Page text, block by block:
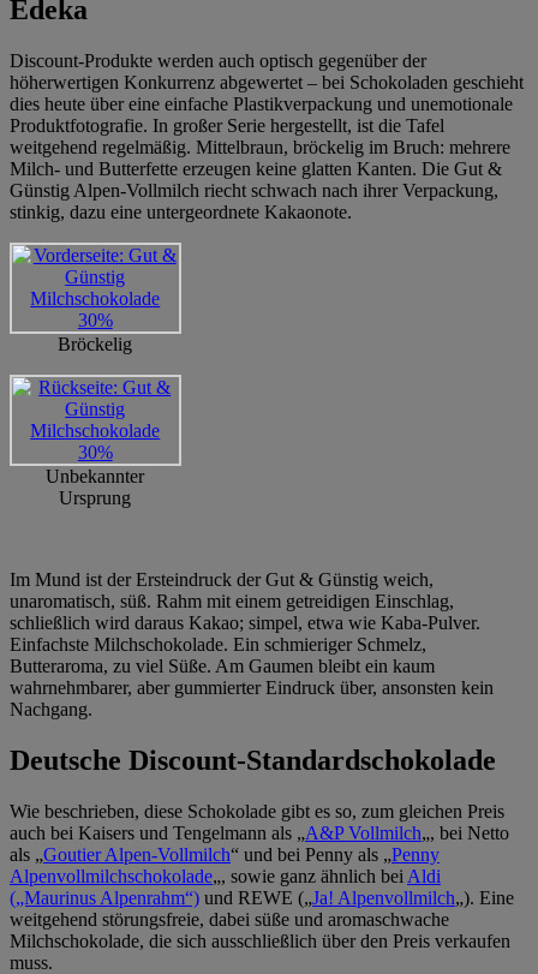
Edeka
Discount-Produkte werden auch optisch gegenüber der
höherwertigen Konkurrenz abgewertet – bei Schokoladen geschieht
dies heute über eine einfache Plastikverpackung und unemotionale
Produktfotografie. In großer Serie hergestellt, ist die Tafel
weitgehend regelmäßig. Mittelbraun, bröckelig im Bruch: mehrere
Milch- und Butterfette erzeugen keine glatten Kanten. Die Gut &
Günstig Alpen-Vollmilch riecht schwach nach ihrer Verpackung,
stinkig, dazu eine untergeordnete Kakaonote.
Bröckelig
Unbekannter
Ursprung
Im Mund ist der Ersteindruck der Gut & Günstig weich,
unaromatisch, süß. Rahm mit einem getreidigen Einschlag,
schließlich wird daraus Kakao; simpel, etwa wie Kaba-Pulver.
Einfachste Milchschokolade. Ein schmieriger Schmelz,
Butteraroma, zu viel Süße. Am Gaumen bleibt ein kaum
wahrnehmbarer, aber gummierter Eindruck über, ansonsten kein
Nachgang.
Deutsche Discount-Standardschokolade
Wie beschrieben, diese Schokolade gibt es so, zum gleichen Preis
auch bei Kaisers und Tengelmann als „A&P Vollmilch„, bei Netto
als „Goutier Alpen-Vollmilch“ und bei Penny als „Penny
Alpenvollmilchschokolade„, sowie ganz ähnlich bei Aldi
(„Maurinus Alpenrahm“) und REWE („Ja! Alpenvollmilch„). Eine
weitgehend störungsfreie, dabei süße und aromaschwache
Milchschokolade, die sich ausschließlich über den Preis verkaufen
muss.